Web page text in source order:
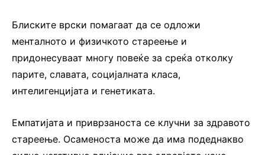
Блиските врски помагаат да се одложи
менталното и физичкото стареење и
придонесуваат многу повеќе за среќа отколку
парите, славата, социјалната класа,
интелигенцијата и генетиката.
Емпатијата и приврзаноста се клучни за здравото
стареење. Осаменоста може да има подеднакво